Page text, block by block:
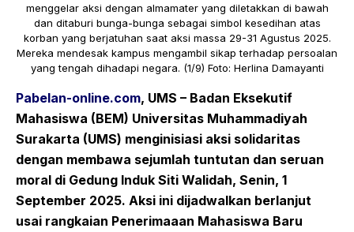
menggelar aksi dengan almamater yang diletakkan di bawah
dan ditaburi bunga-bunga sebagai simbol kesedihan atas
korban yang berjatuhan saat aksi massa 29-31 Agustus 2025.
Mereka mendesak kampus mengambil sikap terhadap persoalan
yang tengah dihadapi negara. (1/9) Foto: Herlina Damayanti
Pabelan-online.com, UMS – Badan Eksekutif
Mahasiswa (BEM) Universitas Muhammadiyah
Surakarta (UMS) menginisiasi aksi solidaritas
dengan membawa sejumlah tuntutan dan seruan
moral di Gedung Induk Siti Walidah, Senin, 1
September 2025. Aksi ini dijadwalkan berlanjut
usai rangkaian Penerimaaan Mahasiswa Baru